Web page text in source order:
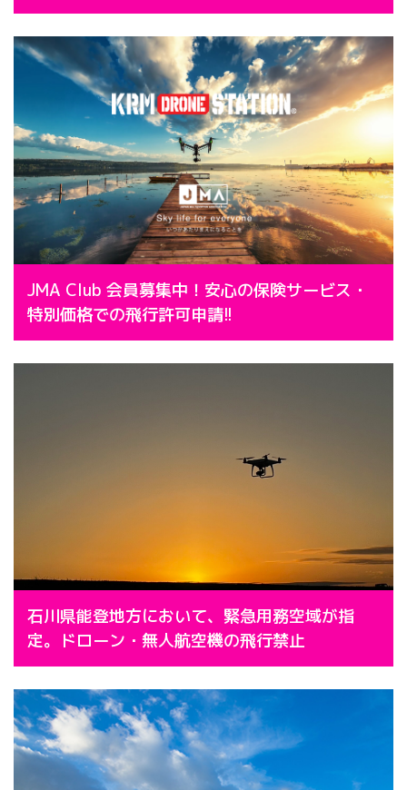
JMA Club 会員募集中！安心の保険サービス・
特別価格での飛行許可申請!!
石川県能登地方において、緊急用務空域が指
定。ドローン・無人航空機の飛行禁止